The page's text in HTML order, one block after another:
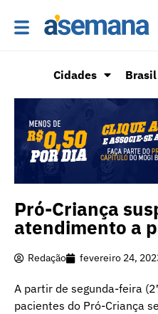
Cidades Brasil
Pró-Criança
atendimento a
Redação fevereiro 24,
A partir de segunda-feira
pacientes do Pró-Criança